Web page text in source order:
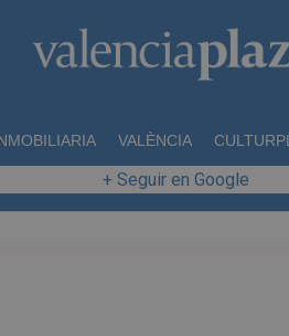
VALÈNCIA
+ Seguir en Google